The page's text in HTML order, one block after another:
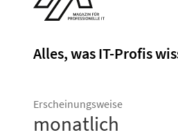
Alles, was IT-Profis
Erscheinungsweise
monatlich